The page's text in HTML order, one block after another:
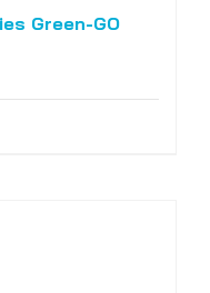
Green-GO